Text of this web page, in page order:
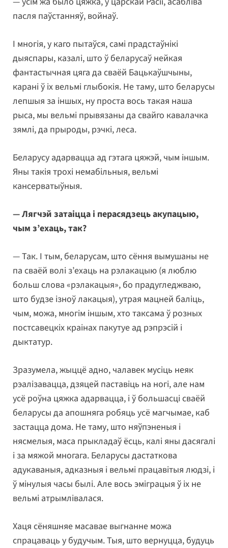
пасля паўстанняў, войнаў.
І многія, у каго пытаўся, самі прадстаўнікі
дыяспары, казалі, што ў беларусаў нейкая
фантастычная цяга да сваёй Бацькаўшчыны,
карані ў іх вельмі глыбокія. Не таму, што беларусы
лепшыя за іншых, ну проста вось такая наша
рыса, мы вельмі прывязаны да свайго кавалачка
зямлі, да прыроды, рэчкі, леса.
Беларусу адарвацца ад гэтага цяжэй, чым іншым.
Яны такія трохі немабільныя, вельмі
кансерватыўныя.
— Лягчэй затаіцца і перасядзець акупацыю,
чым з’ехаць, так?
— Так. І тым, беларусам, што сёння вымушаны не
па сваёй волі з’ехаць на рэлакацыю (я люблю
больш слова «рэлакацыя», бо прадугледжваю,
што будзе ізноў лакацыя), утрая мацней баліць,
чым, можа, многім іншым, хто таксама ў розных
постсавецкіх краінах пакутуе ад рэпрэсій і
дыктатур.
Зразумела, жыццё адно, чалавек мусіць неяк
рэалізавацца, дзяцей паставіць на ногі, але нам
усё роўна цяжка адарвацца, і ў большасці сваёй
беларусы да апошняга робяць усё магчымае, каб
застацца дома. Не таму, што няўпэненыя і
нясмелыя, маса прыкладаў ёсць, калі яны дасягалі
і за мяжой многага. Беларусы дастаткова
адукаваныя, адказныя і вельмі працавітыя людзі, і
ў мінулыя часы былі. Але вось эміграцыя ў іх не
вельмі атрымлівалася.
Хаця сёняшняе масавае выгнанне можа
спрацаваць у будучым. Тыя, што вернуцца, будуць